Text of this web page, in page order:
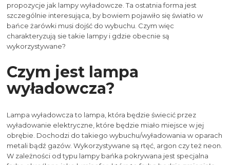
propozycje jak lampy wyładowcze. Ta ostatnia forma jest
szczególnie interesująca, by bowiem pojawiło się światło w
bańce żarówki musi dojść do wybuchu. Czym więc
charakteryzują sie takie lampy i gdzie obecnie są
wykorzystywane?
Czym jest lampa
wyładowcza?
Lampa wyładowcza to lampa, która będzie świecić przez
wyładowanie elektryczne, które będzie miało miejsce w jej
obrębie. Dochodzi do takiego wybuchu/wyładowania w oparach
metali bądź gazów. Wykorzystywane są rtęć, argon czy też neon.
W zależności od typu lampy bańka pokrywana jest specjalna